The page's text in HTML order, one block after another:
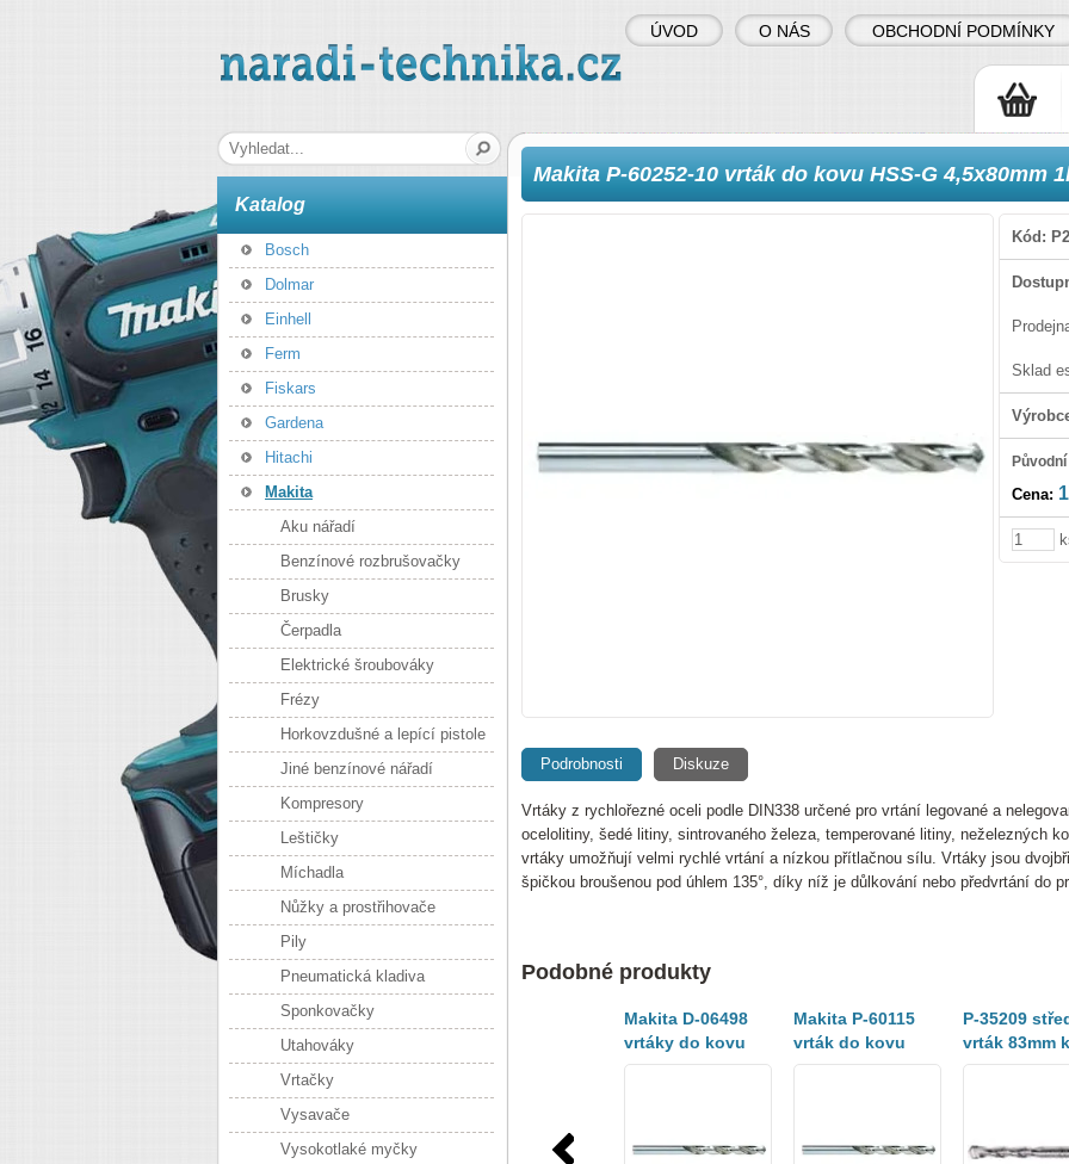
naradi-technika.cz
Makita P-60252-10 vrták do kovu HSS-G 4,5x80mm
Kód:
Sklad
Cena:
Podrobnosti Diskuze
Vrtáky z rychlořezné oceli podle DIN338 určené pro vrtání legované a
ocelolitiny, šedé litiny, sintrovaného železa, temperované litiny, neželezných
vrtáky umožňují velmi rychlé vrtání a nízkou přítlačnou sílu. Vrtáky jsou
špičkou broušenou pod úhlem 135°, díky níž je důlkování nebo předvrtání do
Podobné produkty
Makita D-06498
vrtáky do kovu
HSS-R 8x117mm 1
Makita P-60115
vrták do kovu
HSS-G 1,0x34mm
P-35209
vrták 83mm
korunkám
Katalog
Bosch
Dolmar
Einhell
Ferm
Fiskars
Gardena
Hitachi
Makita
Aku nářadí
Benzínové rozbrušovačky
Brusky
Čerpadla
Elektrické šroubováky
Frézy
Horkovzdušné a lepící pistole
Jiné benzínové nářadí
Kompresory
Leštičky
Míchadla
Nůžky a prostřihovače
Pily
Pneumatická kladiva
Sponkovačky
Utahováky
Vrtačky
Vysavače
Vysokotlaké myčky
ÚVOD O NÁS OBCHODNÍ PODMÍNKY
Hledaná fráze